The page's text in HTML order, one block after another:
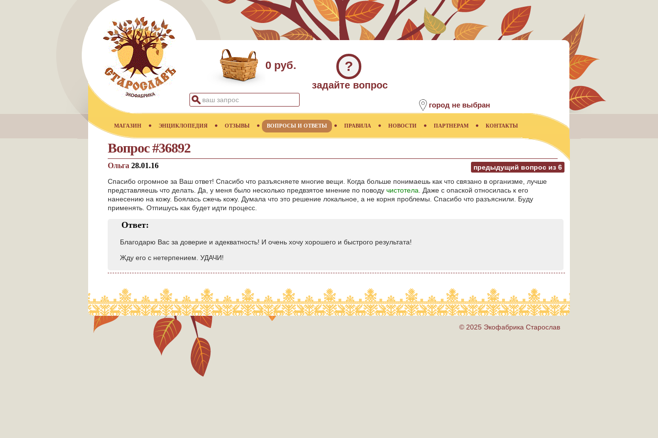
0 руб. ?
задайте вопрос
город не выбран
МАГАЗИН ЭНЦИКЛОПЕДИЯ ОТЗЫВЫ ВОПРОСЫ И ОТВЕТЫ ПРАВИЛА НОВОСТИ ПАРТНЕРАМ КОНТАКТЫ
Вопрос #36892
предыдущий вопрос из 6
Ольга 28.01.16
Спасибо огромное за Ваш ответ! Спасибо что разъясняете многие вещи. Когда больше понимаешь как что связано в организме, лучше
представляешь что делать. Да, у меня было несколько предвзятое мнение по поводу чистотела . Даже с опаской относилась к его
нанесению на кожу. Боялась сжечь кожу. Думала что это решение локальное, а не корня проблемы. Спасибо что разъяснили. Буду
применять. Отпишусь как будет идти процесс.
Ответ:
Благодарю Вас за доверие и адекватность! И очень хочу хорошего и быстрого результата!
Жду его с нетерпением. УДАЧИ!
© 2025 Экофабрика Старослав